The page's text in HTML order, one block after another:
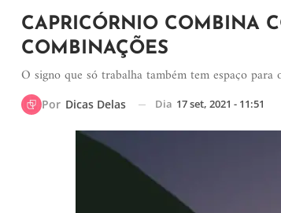
CAPRICÓRNIO COMBINA
COMBINAÇÕES
O signo que só trabalha também tem espaço
Por Dicas Delas Dia 17 set, 2021 - 11:51